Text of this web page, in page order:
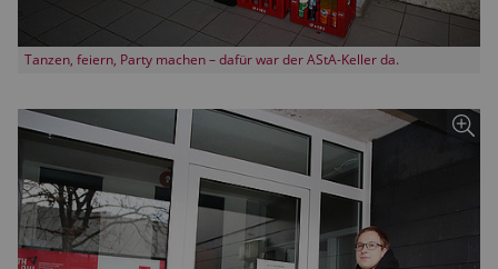
Tanzen, feiern, Party machen – dafür war der AStA-Keller da.